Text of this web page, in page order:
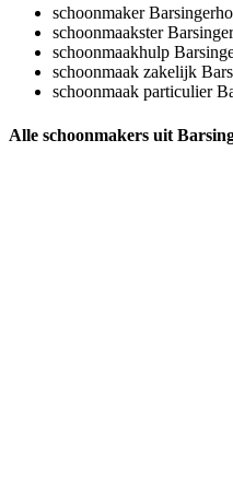
schoonmaker
schoonmaakster
schoonmaakhulp
schoonmaak zakelijk
schoonmaak particulier
Alle schoonmakers uit